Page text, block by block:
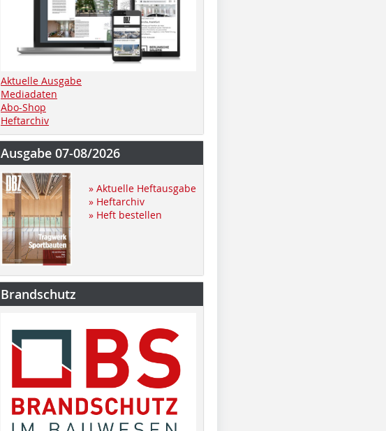
Aktuelle Ausgabe
Mediadaten
Abo-Shop
Heftarchiv
Ausgabe 07-08/2026
» Aktuelle Heftausgabe
» Heftarchiv
» Heft bestellen
Brandschutz